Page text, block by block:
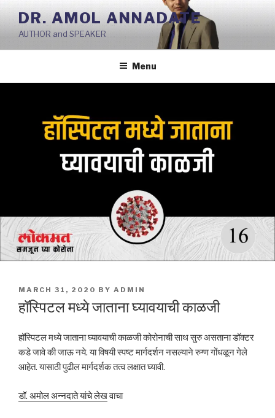
Skip
content
DR. AMOL ANNADATE
AUTHOR and SPEAKER
Menu
POSTED
ON
MARCH 31, 2020 BY ADMIN
हॉस्पिटल मध्ये जाताना घ्यावयाची काळजी
हॉस्पिटल मध्ये जाताना घ्यावयाची काळजी कोरोनाची साथ सुरु असताना डॉक्टर
कडे जावे की जाऊ नये. या विषयी स्पष्ट मार्गदर्शन नसल्याने रुग्ण गोंधळून गेले
आहेत. यासाठी पुढील मार्गदर्शक तत्व लक्षात घ्यावी.
डॉ. अमोल अन्नदाते यांचे लेखवाचा